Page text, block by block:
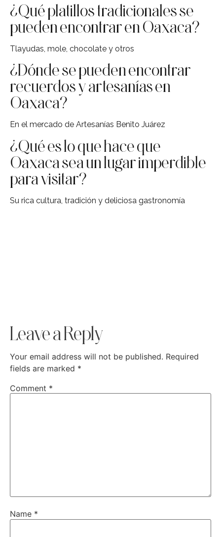
¿Qué platillos tradicionales se
pueden encontrar en Oaxaca?
Tlayudas, mole, chocolate y otros
¿Dónde se pueden encontrar
recuerdos y artesanías en
Oaxaca?
En el mercado de Artesanías Benito Juárez
¿Qué es lo que hace que
Oaxaca sea un lugar imperdible
para visitar?
Su rica cultura, tradición y deliciosa gastronomía
Leave a Reply
Your email address will not be published. Required
fields are marked *
Comment *
Name *